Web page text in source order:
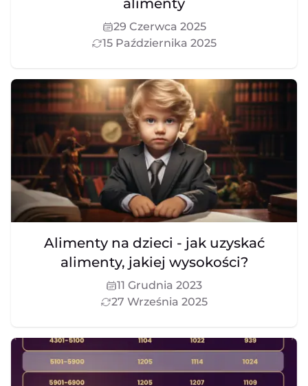
alimenty
29 Czerwca 2025
15 Października 2025
Alimenty na dzieci - jak uzyskać
alimenty, jakiej wysokości?
11 Grudnia 2023
27 Września 2025